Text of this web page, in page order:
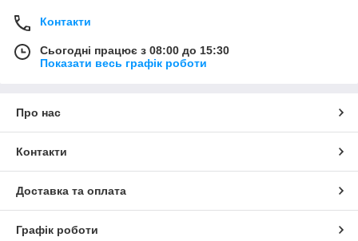
Контакти
Сьогодні працює з 08:00 до 15:30
Показати весь графік роботи
Про нас
Контакти
Доставка та оплата
Графік роботи